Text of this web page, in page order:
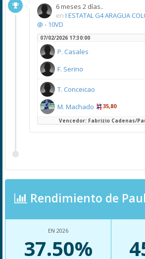
6 meses 2 días..
en I ESTATAL G4 ARAGUA
@ - 10VD
07/02/2026 17:30:00
P. Casales
F. Serino
T. Conceicao
M. Machado
35,80
Vencedor: Fabrizio Cadenas/
Rendimiento de Paul
EN 2026
37.50%